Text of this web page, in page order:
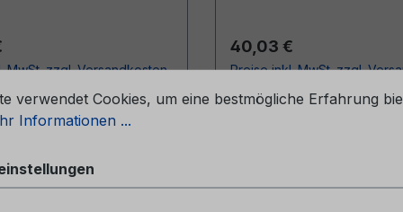
Preis:
MwSt. zzgl. Versandkosten
den Warenkorb
Regulärer Preis:
40,03 €
Preise inkl. MwSt. zzgl.
verwendet Cookies, um eine bestmögliche Erfahrung
Informationen ...